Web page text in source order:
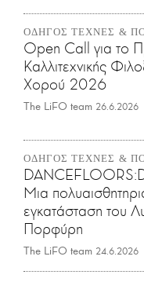
ΟΔΗΓΟΣ ΤΕΧΝΕΣ &
Open Call για το
Καλλιτεχνικής
Χορού 2026
The LiFO team 26.6.2026
ΟΔΗΓΟΣ ΤΕΧΝΕΣ &
Μια
εγκατάσταση του
Πορφύρη
The LiFO team 24.6.2026